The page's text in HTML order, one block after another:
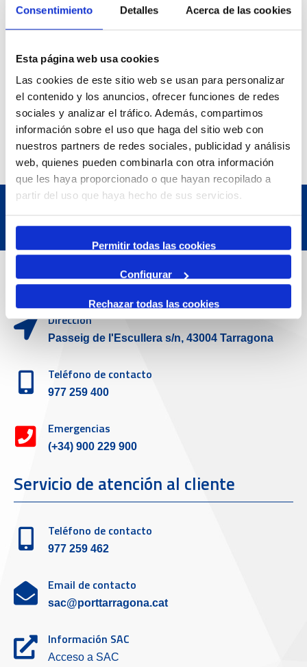
Consentimiento Detalles Acerca de las cookies
Esta página web usa cookies
Las cookies de este sitio web se usan para personalizar
el contenido y los anuncios, ofrecer funciones de redes
sociales y analizar el tráfico. Además, compartimos
información sobre el uso que haga del sitio web con
nuestros partners de redes sociales, publicidad y análisis
web, quienes pueden combinarla con otra información
que les haya proporcionado o que hayan recopilado a
partir del uso que haya hecho de sus servicios.
Permitir todas las cookies
Configurar
Rechazar todas las cookies
Exposició | La peça blava, Sextant
Museu del Port
23 Agosto 2026
Exposició | Manipulació latent
Refugi 1
7 Julio 2026
7 Octubre 2026
Inscripcions a PortAutors/es 2026
El Teatret
Datos de contacto
Dirección
Passeig de l'Escullera s/n, 43004 Tarragona
Teléfono de contacto
977 259 400
Emergencias
(+34) 900 229 900
Servicio de atención al cliente
Teléfono de contacto
977 259 462
Email de contacto
sac@porttarragona.cat
Información SAC
Acceso a SAC